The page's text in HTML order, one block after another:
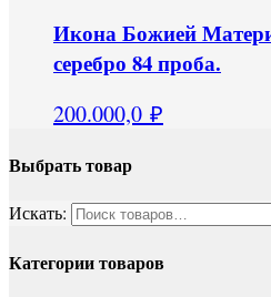
Икона Божией
серебро 84 проба.
200.000,0 ₽
Выбрать товар
Искать:
Категории товаров